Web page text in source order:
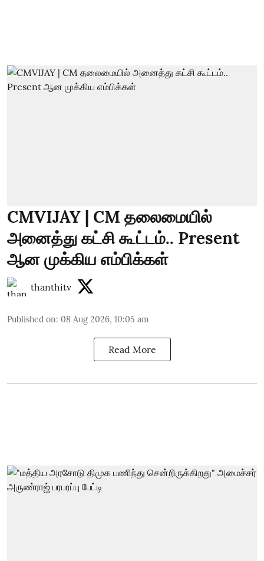
CMVIJAY | CM தலைமையில்
அனைத்து கட்சி கூட்டம்.. Present
ஆன முக்கிய எம்பிக்கள்
thanthitv
Published on: 08 Aug 2026, 10:05 am
Read More